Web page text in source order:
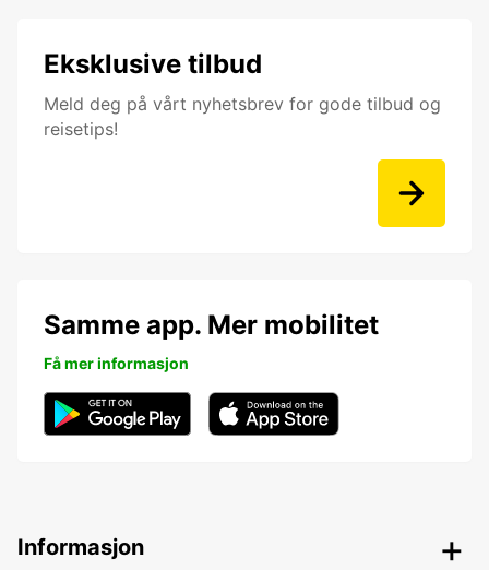
Eksklusive tilbud
Meld deg på vårt nyhetsbrev for gode tilbud og
reisetips!
Samme app. Mer mobilitet
Få mer informasjon
Informasjon